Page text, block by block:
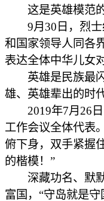
这是英雄模范
9月30日，烈士
和国家领导人同各
表达全体中华儿女
英雄是民族最闪
雄、英雄辈出的时代
2019年7月26日
工作会议全体代表
俯下身，双手紧握
的楷模！”
深藏功名、默默
富国，“守岛就是